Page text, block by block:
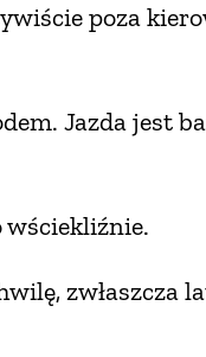
poza
Jazda jest
wściekliźnie.
zwłaszcza